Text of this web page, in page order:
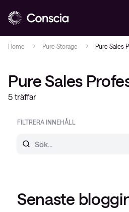
Home Pure Storage Pure Sales
Pure Sales
5 träffar
FILTRERA INNEHÅLL
Senaste